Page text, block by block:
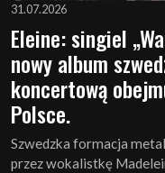
31.07.2026
Eleine: singiel
nowy album
koncertową
Polsce.
Szwedzka formacja
przez wokalistkę